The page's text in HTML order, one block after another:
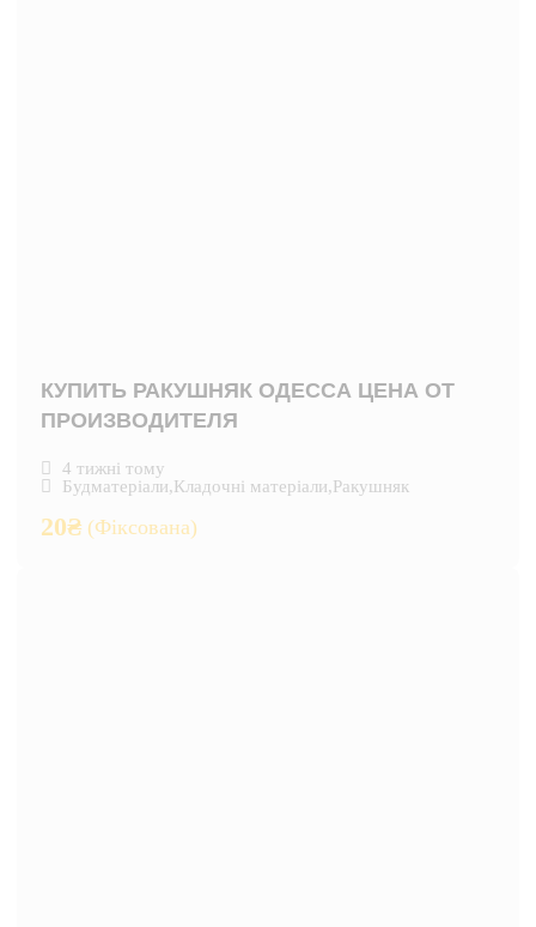
КУПИТЬ РАКУШНЯК ОДЕССА ЦЕНА ОТ
ПРОИЗВОДИТЕЛЯ
4 тижні тому
Будматеріали,Кладочні матеріали,Ракушняк
20₴ (Фіксована)